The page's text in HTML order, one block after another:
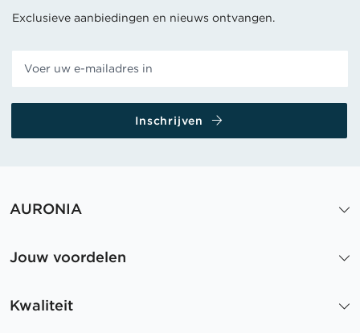
Exclusieve aanbiedingen en nieuws ontvangen.
Inschrijven
AURONIA
Jouw voordelen
Kwaliteit